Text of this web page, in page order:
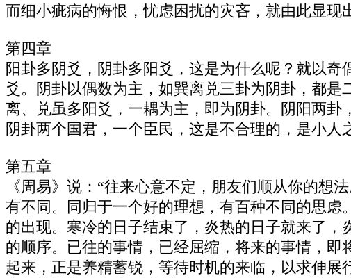
而细小疵病的悔恨，忧虑困扰的灾吝，就由此显现
第四章
阳卦多阴爻，阴卦多阳爻，这是为什么呢？就以
爻。阴卦以偶数为主，如巽离兑三卦为阴卦，都是
离、兑虽多阳爻，一耦为主，即为阴卦。阴阳两卦
阴卦两个国君，一个臣民，这是不合理的，是小人
第五章
《周易》说：“往来心意不定，朋友们顺从你的想
有不同。同归于一个好的理想，有百种不同的思
的出现。寒冷的日子结束了，炎热的日子就来了
的顺序。已往的事情，已经屈缩，将来的事情，
起来，正是养精蓄锐，等待时机的来临，以求伸